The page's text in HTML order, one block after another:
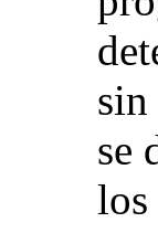
sin
se
los